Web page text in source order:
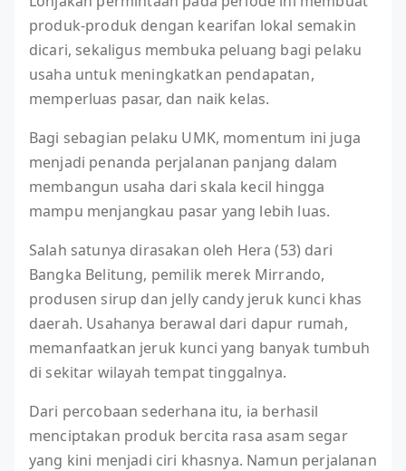
produk-produk dengan kearifan lokal semakin
dicari, sekaligus membuka peluang bagi pelaku
usaha untuk meningkatkan pendapatan,
memperluas pasar, dan naik kelas.
Bagi sebagian pelaku UMK, momentum ini juga
menjadi penanda perjalanan panjang dalam
membangun usaha dari skala kecil hingga
mampu menjangkau pasar yang lebih luas.
Salah satunya dirasakan oleh Hera (53) dari
Bangka Belitung, pemilik merek Mirrando,
produsen sirup dan jelly candy jeruk kunci khas
daerah. Usahanya berawal dari dapur rumah,
memanfaatkan jeruk kunci yang banyak tumbuh
di sekitar wilayah tempat tinggalnya.
Dari percobaan sederhana itu, ia berhasil
menciptakan produk bercita rasa asam segar
yang kini menjadi ciri khasnya. Namun perjalanan